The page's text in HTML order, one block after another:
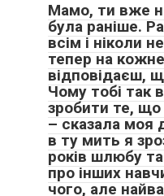
Мамо, ти вже
була раніше.
всім і ніколи
тепер на
відповідаєш,
Чому тобі так
зробити те, що
– сказала моя
в ту мить я
років шлюбу
про інших
чого, але